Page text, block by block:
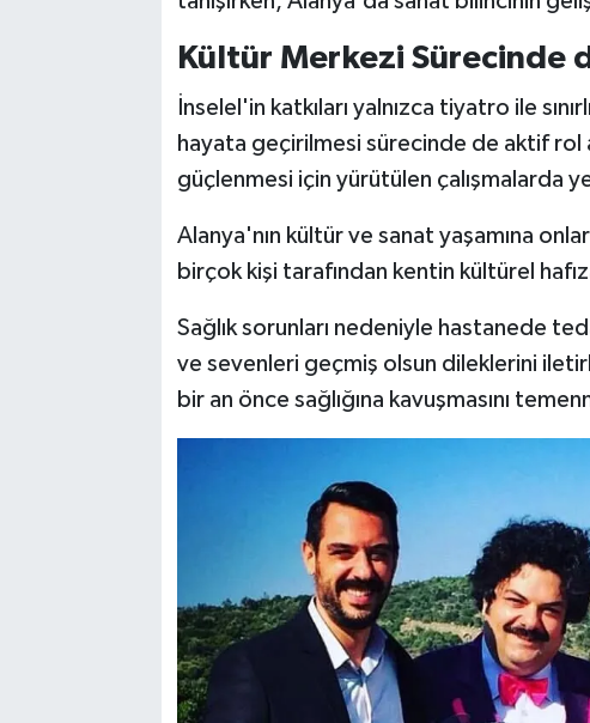
Kültür Merkezi Sürecinde
İnselel'in katkıları yalnızca tiyatro ile
hayata geçirilmesi sürecinde de aktif rol
güçlenmesi için yürütülen çalışmalarda
Alanya'nın kültür ve sanat yaşamına
birçok kişi tarafından kentin kültürel
Sağlık sorunları nedeniyle hastanede
ve sevenleri geçmiş olsun dileklerini
bir an önce sağlığına kavuşmasını